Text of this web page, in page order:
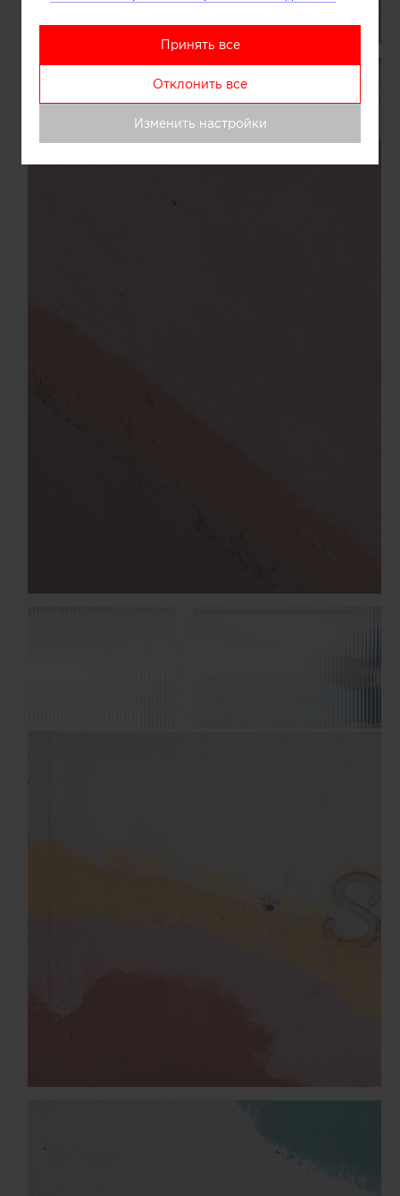
Принять все
Отклонить все
Изменить настройки